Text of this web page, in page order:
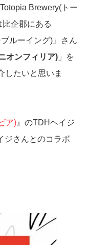
Brewery(トー
比企郡にある
ルーイング)』さん
オンフィリア) 」を
したいと思いま
ア)』のTDHヘイジ
ジさんとのコラボ